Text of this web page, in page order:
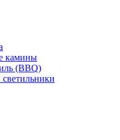
камины
(BBQ)